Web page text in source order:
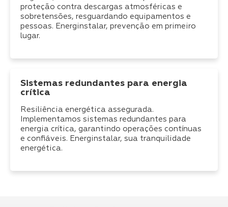
proteção contra descargas atmosféricas e
sobretensões, resguardando equipamentos e
pessoas. Energinstalar, prevenção em primeiro
lugar.
Sistemas redundantes para energia
crítica
Resiliência energética assegurada.
Implementamos sistemas redundantes para
energia crítica, garantindo operações contínuas
e confiáveis. Energinstalar, sua tranquilidade
energética.